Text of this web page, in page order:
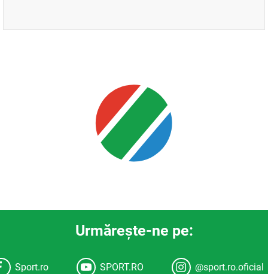
Urmăreşte-ne pe:
Sport.ro SPORT.RO @sport.ro.oficial